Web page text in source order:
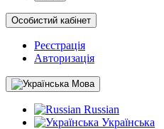
Особистий кабінет
Реєстрація
Авторизація
Мова
Russian
Українська